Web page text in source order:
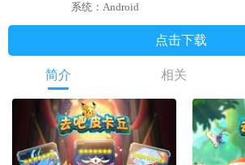
系统：Android
点击下载
简介 相关